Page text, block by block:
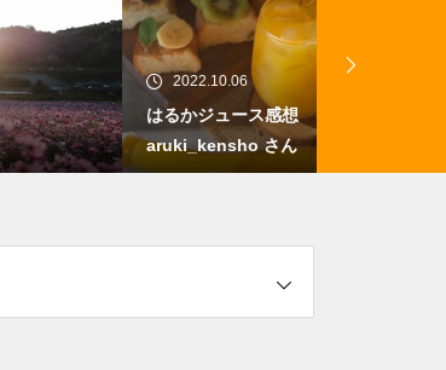
2022.10.06
はるかジュース感想 @ringonotabe
aruki_kensho さん